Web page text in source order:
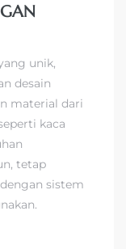
unik,
desain
material dari
kaca
tetap
sistem